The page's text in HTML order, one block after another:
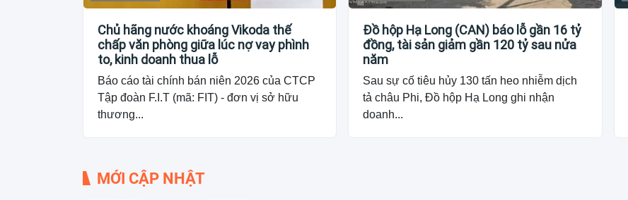
Chủ hãng nước khoáng Vikoda thế
chấp văn phòng giữa lúc nợ vay phình
to, kinh doanh thua lỗ
Báo cáo tài chính bán niên 2026 của CTCP
Tập đoàn F.I.T (mã: FIT) - đơn vị sở hữu
thương...
Đồ hộp Hạ Long (CAN) báo lỗ gần 16 tỷ
đồng, tài sản giảm gần 120 tỷ sau nửa
năm
Sau sự cố tiêu hủy 130 tấn heo nhiễm dịch
tả châu Phi, Đồ hộp Hạ Long ghi nhận
doanh...
MỚI CẬP NHẬT